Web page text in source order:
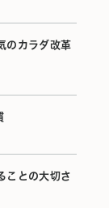
のカラダ改革
ことの大切さ